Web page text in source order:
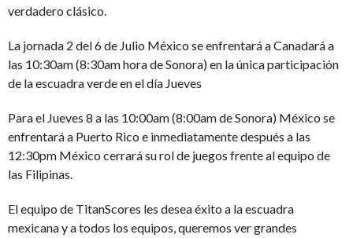
verdadero clásico.
La jornada 2 del 6 de Julio México se enfrentará a Canadará a
las 10:30am (8:30am hora de Sonora) en la única participación
de la escuadra verde en el día Jueves
Para el Jueves 8 a las 10:00am (8:00am de Sonora) México se
enfrentará a Puerto Rico e inmediatamente después a las
12:30pm México cerrará su rol de juegos frente al equipo de
las Filipinas.
El equipo de TitanScores les desea éxito a la escuadra
mexicana y a todos los equipos, queremos ver grandes